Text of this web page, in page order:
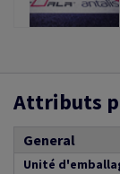
Attributs
General
Unité